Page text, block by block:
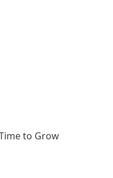
to Grow